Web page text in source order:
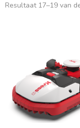
Resultaat 17–19 van